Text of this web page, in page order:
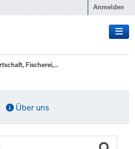
Anmelden
Fischerei,...
Über uns